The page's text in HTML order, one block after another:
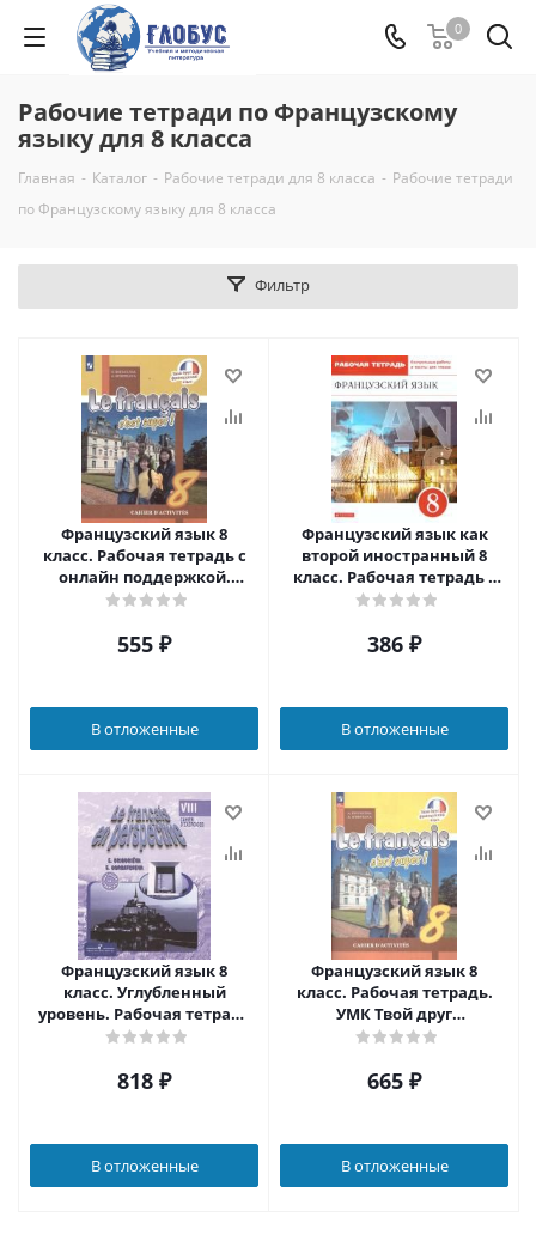
0
Рабочие тетради по Французскому
языку для 8 класса
Главная - Каталог - Рабочие тетради для 8 класса - Рабочие тетради
по Французскому языку для 8 класса
Фильтр
Французский язык 8
класс. Рабочая тетрадь с
онлайн поддержкой.
ФГОС
555 ₽
В отложенные
Французский язык как
второй иностранный 8
класс. Рабочая тетрадь с
контрольными работами
386 ₽
В отложенные
Французский язык 8
класс. Углубленный
уровень. Рабочая тетрадь
(Французский в
818 ₽
В отложенные
Французский язык 8
класс. Рабочая тетрадь.
УМК Твой друг
французский. ФГОС
665 ₽
В отложенные